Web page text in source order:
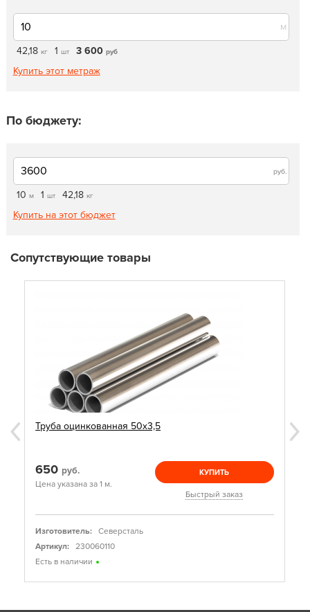
м
42,18 кг 1 шт 3 600 руб
Купить этот метраж
По бюджету:
руб.
10 м 1 шт 42,18 кг
Купить на этот бюджет
Сопутствующие товары
Труба оцинкованная 50х3,5
650 руб.
Цена указана за 1 м.
КУПИТЬ
Быстрый заказ
Изготовитель:
Северсталь
Артикул:
230060110
Есть в наличии